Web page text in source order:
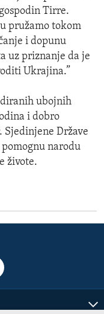
Tirre.
pružamo tokom
i dopunu
uz priznanje da je
Ukrajina.”
ubojnih
i dobro
Države
narodu
živote.